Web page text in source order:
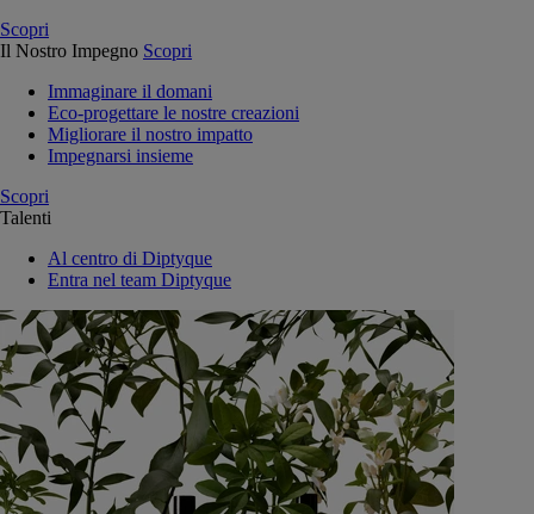
Scopri
Il Nostro Impegno Scopri
Immaginare il domani
Eco-progettare le nostre creazioni
Migliorare il nostro impatto
Impegnarsi insieme
Scopri
Talenti
Al centro di Diptyque
Entra nel team Diptyque